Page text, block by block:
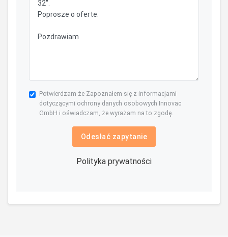
Potwierdzam że Zapoznałem się z informacjami
dotyczącymi ochrony danych osobowych Innovac
GmbH i oświadczam, że wyrażam na to zgodę.
Odesłać zapytanie
Polityka prywatności